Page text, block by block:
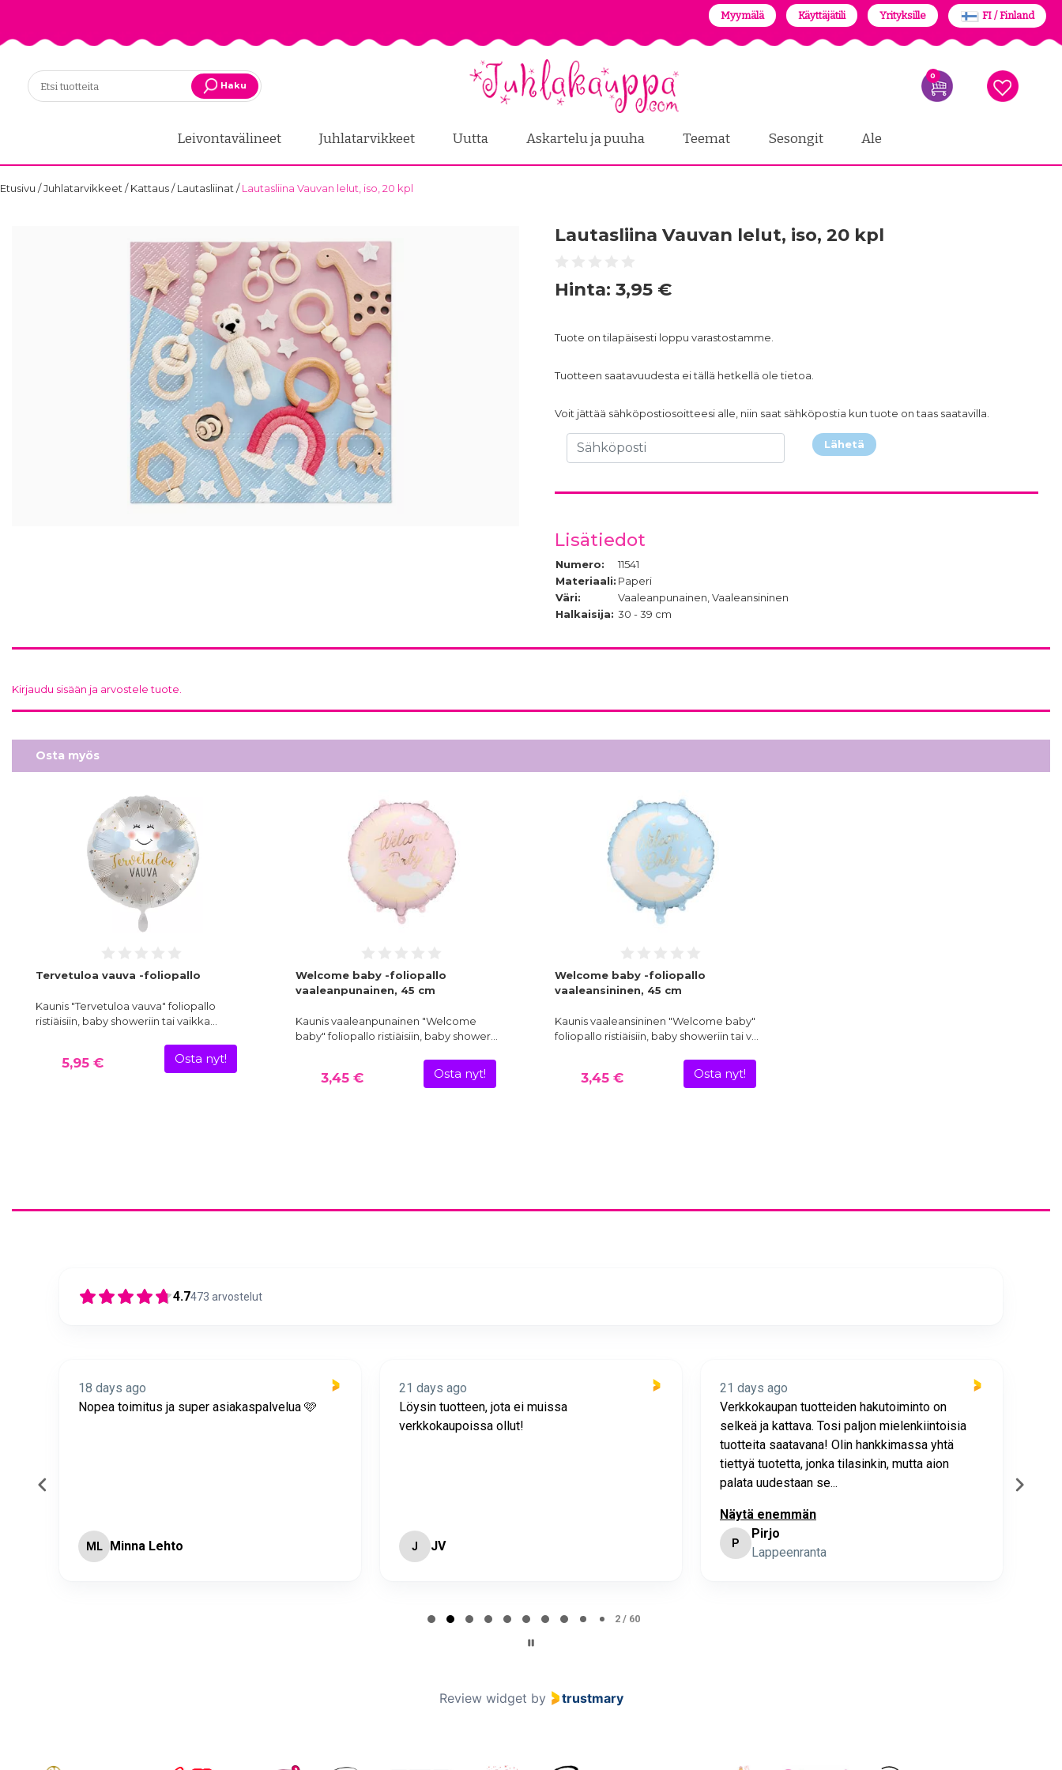
Myymälä Käyttäjätili Yrityksille FI / Finland
Haku
0
Leivontavälineet Juhlatarvikkeet Uutta Askartelu ja puuha Teemat Sesongit Ale
Etusivu /Juhlatarvikkeet /Kattaus/Lautasliinat /Lautasliina Vauvan lelut, iso, 20 kpl
Lautasliina Vauvan lelut, iso, 20 kpl
Hinta: 3,95 €
Tuote on tilapäisesti loppu varastostamme.
Tuotteen saatavuudesta ei tällä hetkellä ole tietoa.
Voit jättää sähköpostiosoitteesi alle, niin saat sähköpostia kun tuote on taas saatavilla.
Lähetä
Lisätiedot
Numero:
11541
Materiaali: Paperi
Väri:
Vaaleanpunainen, Vaaleansininen
Halkaisija: 30 - 39 cm
Kirjaudu sisään ja arvostele tuote.
Osta myös
Tervetuloa vauva -foliopallo
Kaunis "Tervetuloa vauva" foliopallo
ristiäisiin, baby showeriin tai vaikka…
5,95 € Osta nyt!
Welcome baby -foliopallo
vaaleanpunainen, 45 cm
Kaunis vaaleanpunainen "Welcome
baby" foliopallo ristiäisiin, baby shower…
3,45 € Osta nyt!
Welcome baby -foliopallo
vaaleansininen, 45 cm
Kaunis vaaleansininen "Welcome baby"
foliopallo ristiäisiin, baby showeriin tai v…
3,45 € Osta nyt!
4.7473 arvostelut
18 days ago
Nopea toimitus ja super asiakaspalvelua 🩷
ML Minna Lehto
21 days ago
Löysin tuotteen, jota ei muissa
verkkokaupoissa ollut!
J JV
21 days ago
Verkkokaupan tuotteiden hakutoiminto on
selkeä ja kattava. Tosi paljon mielenkiintoisia
tuotteita saatavana! Olin hankkimassa yhtä
tiettyä tuotetta, jonka tilasinkin, mutta aion
palata uudestaan se...
Näytä enemmän
P
Pirjo
Lappeenranta
2 / 60
Review widget by trustmary